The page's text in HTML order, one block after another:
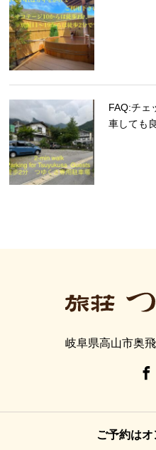
FAQ:チェ
車しても
岐阜県高山市奥
ご予約は